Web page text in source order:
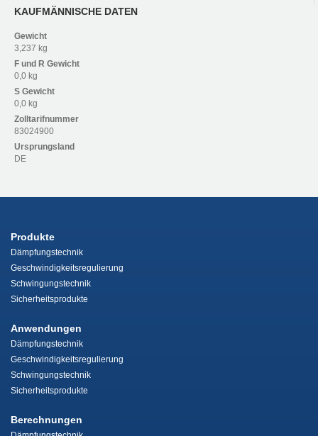
KAUFMÄNNISCHE DATEN
Gewicht
3,237 kg
F und R Gewicht
0,0 kg
S Gewicht
0,0 kg
Zolltarifnummer
83024900
Ursprungsland
DE
Produkte
Dämpfungstechnik
Geschwindigkeitsregulierung
Schwingungstechnik
Sicherheitsprodukte
Anwendungen
Dämpfungstechnik
Geschwindigkeitsregulierung
Schwingungstechnik
Sicherheitsprodukte
Berechnungen